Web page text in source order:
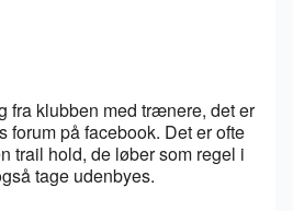
fra klubben med trænere, det er
forum på facebook. Det er ofte
trail hold, de løber som regel i
tage udenbyes.